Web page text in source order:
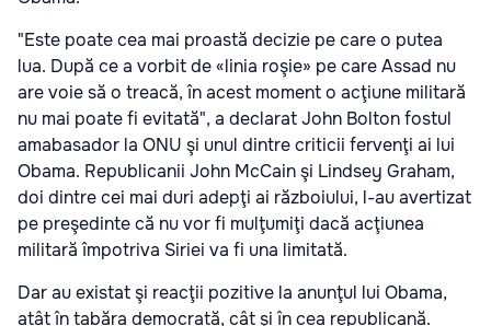
"Este poate cea mai proastă decizie pe care o putea
lua. După ce a vorbit de «linia roşie» pe care Assad nu
are voie să o treacă, în acest moment o acţiune militară
nu mai poate fi evitată", a declarat John Bolton fostul
amabasador la ONU şi unul dintre criticii fervenţi ai lui
Obama. Republicanii John McCain şi Lindsey Graham,
doi dintre cei mai duri adepţi ai războiului, l-au avertizat
pe preşedinte că nu vor fi mulţumiţi dacă acţiunea
militară împotriva Siriei va fi una limitată.
Dar au existat şi reacţii pozitive la anunţul lui Obama,
atât în tabăra democrată, cât şi în cea republicană.